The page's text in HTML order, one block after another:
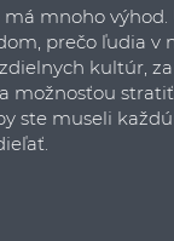
mnoho
prečo ľudia v
kultúr,
možnosťou
ste museli